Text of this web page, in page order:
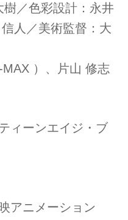
／色彩設計：永井
人／美術監督：大
）、片山 修志
ィーンエイジ・ブ
アニメーション